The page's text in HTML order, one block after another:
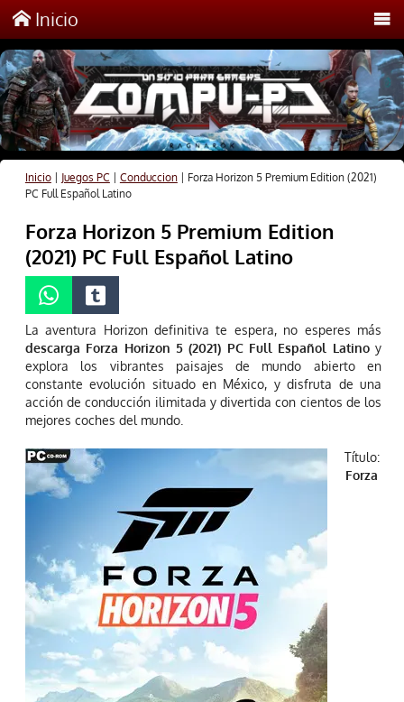
Inicio
Inicio| Juegos PC Conduccion| Forza Horizon 5 Premium Edition (2021)
PC Full Español Latino
Forza Horizon 5 Premium Edition
(2021) PC Full Español Latino
La aventura Horizon definitiva te espera, no esperes más
descarga Forza Horizon 5 (2021) PC Full Español Latinoy
explora los vibrantes paisajes de mundo abierto en
constante evolución situado en México, y disfruta de una
acción de conducción ilimitada y divertida con cientos de los
mejores coches del mundo.
Título:
Forza